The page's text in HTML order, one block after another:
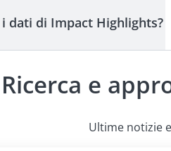
personalizzabili. È
dati di Impact Highlights?
per l'analisi e la
che i vostri report siano
Ricerca e
Ultime notizie